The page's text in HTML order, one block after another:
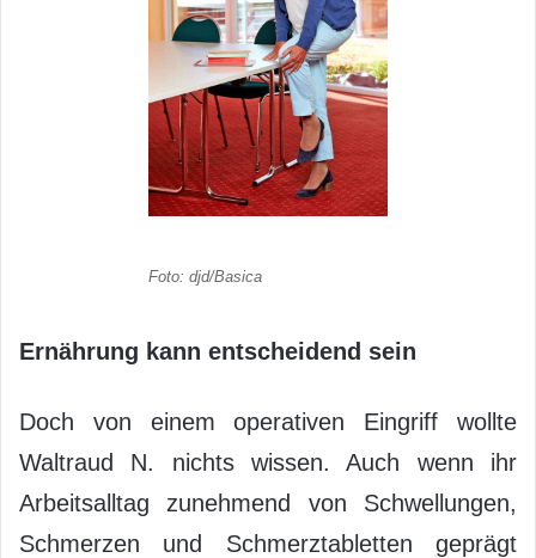
Foto: djd/Basica
Ernährung kann entscheidend sein
Doch von einem operativen Eingriff wollte
Waltraud N. nichts wissen. Auch wenn ihr
Arbeitsalltag zunehmend von Schwellungen,
Schmerzen und Schmerztabletten geprägt